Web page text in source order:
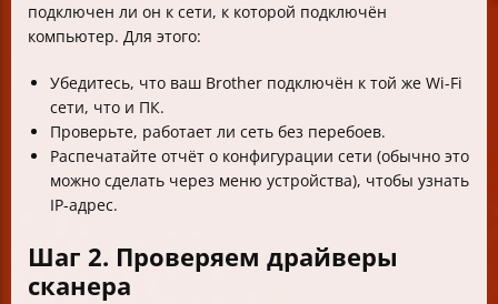
подключен ли он к сети, к которой подключён
компьютер. Для этого:
Убедитесь, что ваш Brother подключён к той же Wi-Fi
сети, что и ПК.
Проверьте, работает ли сеть без перебоев.
Распечатайте отчёт о конфигурации сети (обычно это
можно сделать через меню устройства), чтобы узнать
IP-адрес.
Шаг 2. Проверяем драйверы
сканера